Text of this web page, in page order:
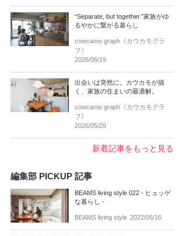
“Separate, but together.”家族がゆ
るやかに繋がる暮らし
cowcamo graph《カウカモグラ
フ》
2026/06/19
出会いは突然に。カウカモが描
く、家族の住まいの最適解。
cowcamo graph《カウカモグラ
フ》
2026/05/29
新着記事をもっと見る
編集部 PICKUP 記事
BEAMS living style 022 - ヒュッゲ
な暮らし -
BEAMS living style 2022/05/16